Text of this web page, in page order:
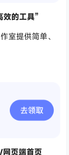
效的工具”
室提供简单、
页端首页